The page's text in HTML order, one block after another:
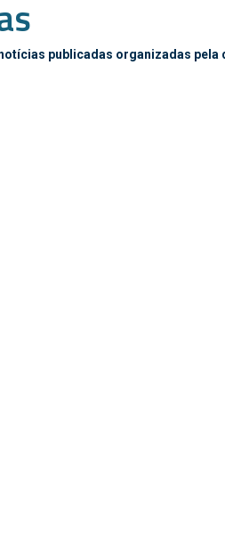
publicadas organizadas pela